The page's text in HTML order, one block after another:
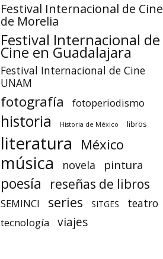
Festival Internacional de Cine
de Morelia
Festival Internacional de
Cine en Guadalajara
Festival Internacional de Cine
UNAM
fotografía fotoperiodismo
historia Historia de México libros
literatura México
música novela pintura
poesía reseñas de libros
SEMINCI series SITGES teatro
tecnología viajes